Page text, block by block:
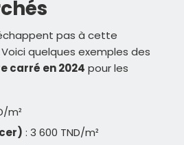
pas à cette
quelques exemples des
carré en 2024 pour les
m²
: 3 600 TND/m²